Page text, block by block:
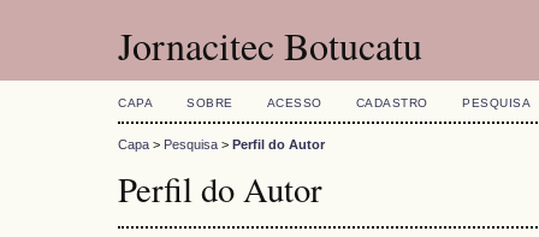
Jornacitec Botucatu
CAPA SOBRE ACESSO CADASTRO PESQUISA
Capa > Pesquisa > Perfil do Autor
Perfil do Autor